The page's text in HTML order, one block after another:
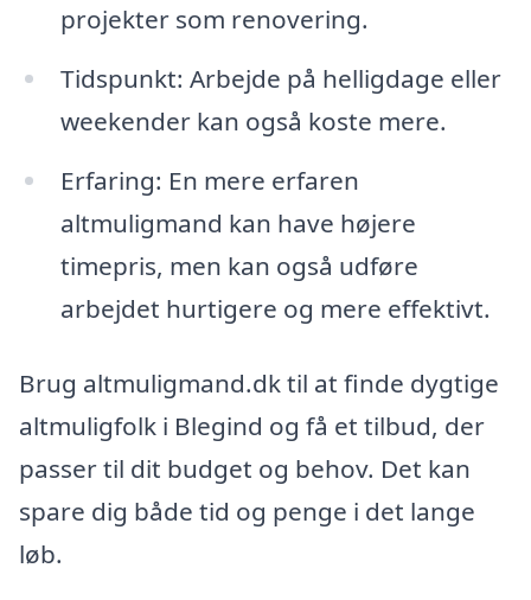
projekter som renovering.
Tidspunkt: Arbejde på helligdage eller
weekender kan også koste mere.
Erfaring: En mere erfaren
altmuligmand kan have højere
timepris, men kan også udføre
arbejdet hurtigere og mere effektivt.
Brug altmuligmand.dk til at finde dygtige
altmuligfolk i Blegind og få et tilbud, der
passer til dit budget og behov. Det kan
spare dig både tid og penge i det lange
løb.